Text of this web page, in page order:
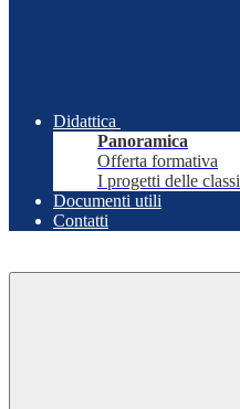
Didattica
Panoramica
Offerta formativa
I progetti delle classi
Documenti utili
Contatti